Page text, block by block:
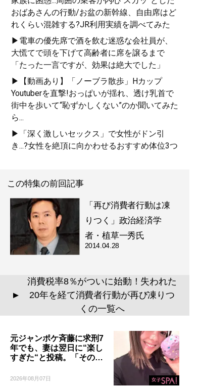
おばあさんの行動/お盆の新幹線、自由席はど
れくらい混雑する?JR利用実績を調べてみた
▶電車の優先席で酒を飲む迷惑な会社員が、
大慌てで頭を下げて高齢者に席を譲るまで
「たった一言ですが、効果は絶大でした」
▶【動画あり】「ノーブラ散歩」Hカップ
Youtuberを直撃!おっぱいが揺れ、透け乳首で
街中を歩いて“恥ずかしくない”のか聞いてみた
ら...
▶「深く激しいセックス」で女性がドン引
き...?女性を絶頂に向かわせるおすすめ体位3つ
この特集の前回記事
「再び消費者行動は凍
りつく」政治経済学
者・植草一秀氏
2014.04.28
▲
消費税率8％がついに始動！失われた
20年を経て消費者行動が再び凍りつ
くの一覧へ
元ジャンポケ斉藤に求刑7
年でも、妻は翌日に“楽し
すぎた“と投稿。「その…
2026年08月07日